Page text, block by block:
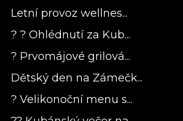
Letní provoz wellnes...
? ? Ohlédnutí za Kub...
? Prvomájové grilová...
Dětský den na Zámečk...
? Velikonoční menu s...